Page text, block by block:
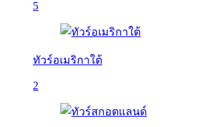
5
ทัวร์อเมริกาใต้
2